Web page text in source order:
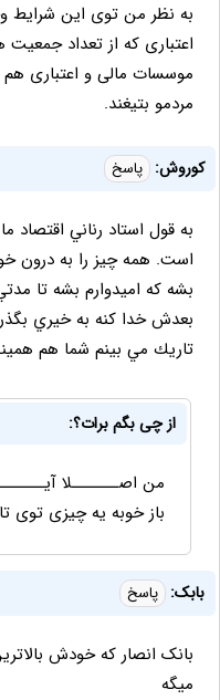
به نظر من توی این شرایط
اعتباری که از تعداد جمعیت
موسسات مالی و اعتباری هم
مردمو بتیغند.
كوروش: پاسخ
به قول استاد رناني
است. همه چيز را به درون
بشه كه اميدوارم بشه تا
بعدش خدا كنه به خيري
تاريك مي بينم شما هم
از چی بگم برات؟:
من اصـــــــلا
باز خوبه یه چیزی توی
بابک: پاسخ
بانک انصار که خودش
میگه